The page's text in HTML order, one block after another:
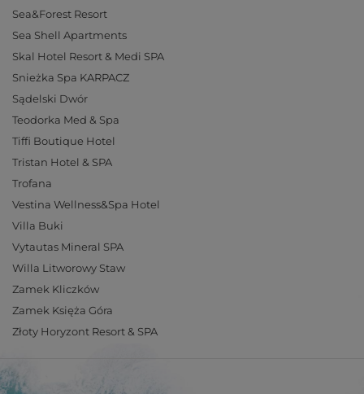
Sea&Forest Resort
Sea Shell Apartments
Skal Hotel Resort & Medi SPA
Snieżka Spa KARPACZ
Sądelski Dwór
Teodorka Med & Spa
Tiffi Boutique Hotel
Tristan Hotel & SPA
Trofana
Vestina Wellness&Spa Hotel
Villa Buki
Vytautas Mineral SPA
Willa Litworowy Staw
Zamek Kliczków
Zamek Księża Góra
Złoty Horyzont Resort & SPA